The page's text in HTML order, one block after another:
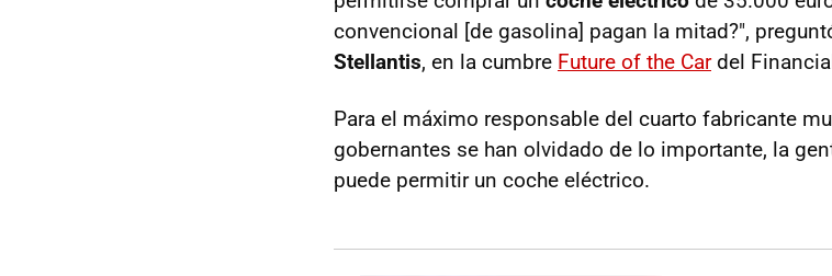
convencional [de gasolina] pagan la mitad?",
Stellantis, en la cumbre Future of the Cardel
Para el máximo responsable del cuarto fabricante
gobernantes se han olvidado de lo importante, la
puede permitir un coche eléctrico.